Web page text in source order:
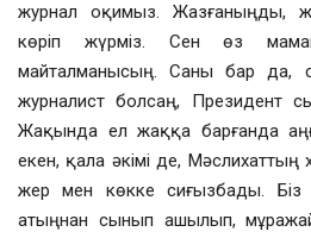
журнал оқимыз. Жазғаныңды,
көріп жүрміз. Сен өз
майталманысың. Саны бар да,
журналист болсаң, Президент
Жақында ел жаққа барғанда
екен, қала әкімі де,
жер мен көкке сиғызбады. Біз
атыңнан сынып ашылып,